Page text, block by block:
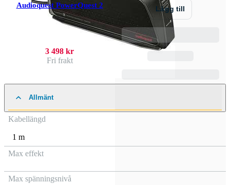
Audioquest PowerQuest 2
3 498 kr
Fri frakt
Lägg till
Allmänt
Kabellängd
1 m
Max effekt
Max spänningsnivå